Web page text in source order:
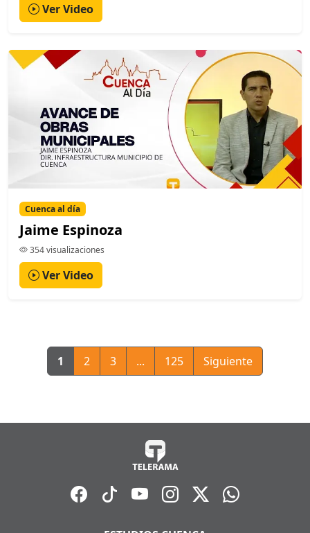
Ver Video
Cuenca al día
Jaime Espinoza
354 visualizaciones
Ver Video
1 2 3 ... 125 Siguiente